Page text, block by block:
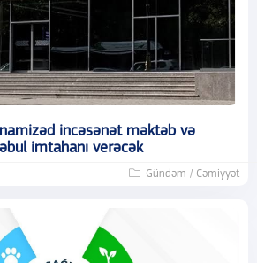
incəsənət məktəb və
imtahanı verəcək
Gündəm / Cəmiyyət